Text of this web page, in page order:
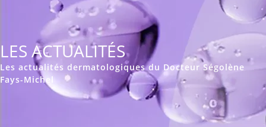
LES ACTUALITÉS
Les actualités dermatologiques du Docteur Ségolène
Fays-Michel